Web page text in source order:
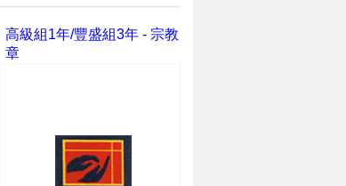
高級組1年/豐盛組3年 - 宗教
章